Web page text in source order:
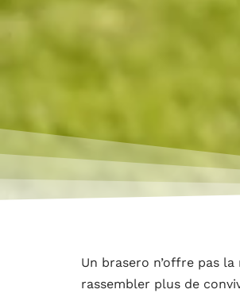
Un brasero n’offre pas
rassembler plus de